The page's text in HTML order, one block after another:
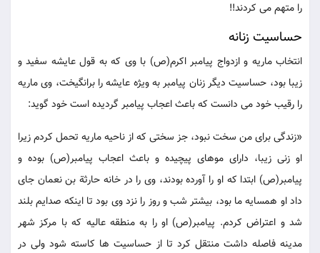
را متهم می کردند!!
حساسیت زنانه
انتخاب ماریه و ازدواج پیامبر اکرم(ص) با وی که به قول عایشه سفید و
زیبا بود، حساسیت دیگر زنان پیامبر به ویژه عایشه را برانگیخت، وی ماریه
را رقیب خود می دانست که باعث اعجاب پیامبر گردیده است خود گوید:
«زندگی برای من سخت نبود، جز سختی که از ناحیه ماریه تحمل کردم زیرا
او زنی زیبا، دارای موهای پیچیده و باعث اعجاب پیامبر(ص) بوده و
پیامبر(ص) ابتدا که او را آورده بودند، وی را در خانه حارثة بن نعمان جای
داد او همسایه ما بود، بیشتر شب و روز را نزد وی بود تا اینکه صدایم بلند
شد و اعتراض کردم. پیامبر(ص) او را به منطقه عالیه که با مرکز شهر
مدینه فاصله داشت منتقل کرد تا از حساسیت ها کاسته شود ولی در